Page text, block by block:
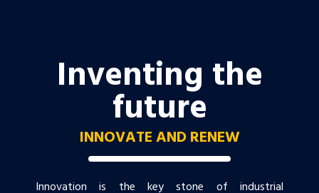
Inventing the
future
INNOVATE AND RENEW
Innovation is the key stone of industrial